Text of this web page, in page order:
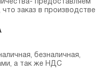
предоставляем
заказ в производстве
безналичная,
а так же НДС